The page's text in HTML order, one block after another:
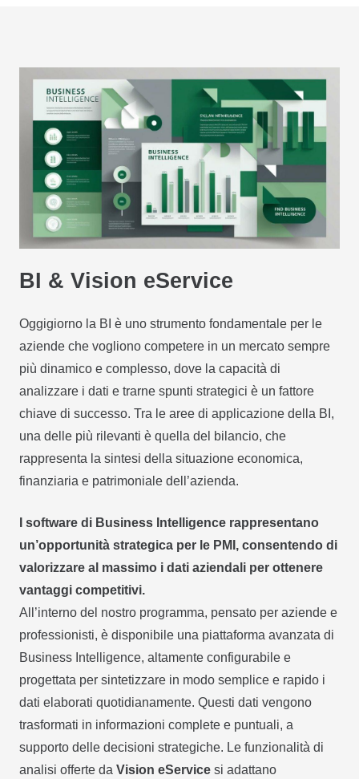
BI & Vision eService
Oggigiorno la BI è uno strumento fondamentale per le
aziende che vogliono competere in un mercato sempre
più dinamico e complesso, dove la capacità di
analizzare i dati e trarne spunti strategici è un fattore
chiave di successo. Tra le aree di applicazione della BI,
una delle più rilevanti è quella del bilancio, che
rappresenta la sintesi della situazione economica,
finanziaria e patrimoniale dell’azienda.
I software di Business Intelligence rappresentano
un’opportunità strategica per le PMI, consentendo di
valorizzare al massimo i dati aziendali per ottenere
vantaggi competitivi.
All’interno del nostro programma, pensato per aziende e
professionisti, è disponibile una piattaforma avanzata di
Business Intelligence, altamente configurabile e
progettata per sintetizzare in modo semplice e rapido i
dati elaborati quotidianamente. Questi dati vengono
trasformati in informazioni complete e puntuali, a
supporto delle decisioni strategiche. Le funzionalità di
analisi offerte da Vision eService si adattano